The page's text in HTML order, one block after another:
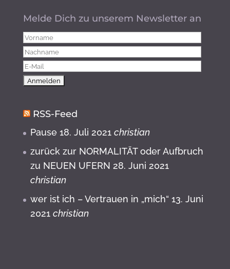
Melde Dich zu unserem Newsletter an
RSS-Feed
Pause 18. Juli 2021 christian
zurück zur NORMALITÄT oder Aufbruch
zu NEUEN UFERN 28. Juni 2021
christian
wer ist ich – Vertrauen in „mich“ 13. Juni
2021 christian